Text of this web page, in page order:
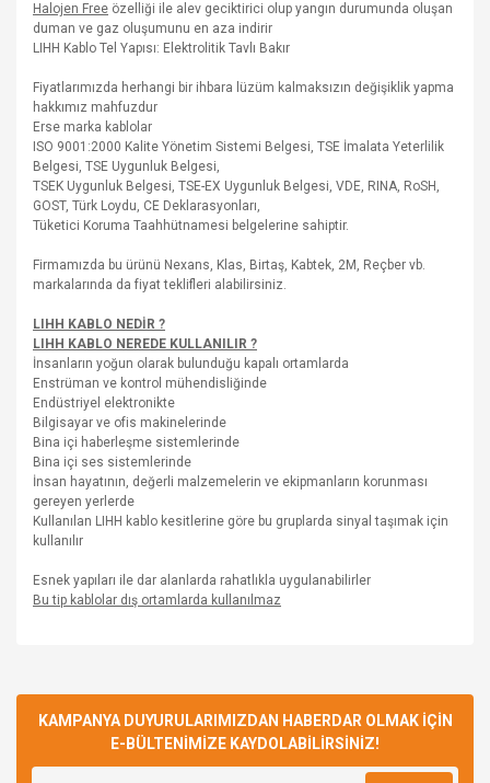
Halojen Free özelliği ile alev geciktirici olup yangın durumunda oluşan
duman ve gaz oluşumunu en aza indirir
LIHH Kablo Tel Yapısı: Elektrolitik Tavlı Bakır
Fiyatlarımızda herhangi bir ihbara lüzüm kalmaksızın değişiklik yapma
hakkımız mahfuzdur
Erse marka kablolar
ISO 9001:2000 Kalite Yönetim Sistemi Belgesi, TSE İmalata Yeterlilik
Belgesi, TSE Uygunluk Belgesi,
TSEK Uygunluk Belgesi, TSE-EX Uygunluk Belgesi, VDE, RINA, RoSH,
GOST, Türk Loydu, CE Deklarasyonları,
Tüketici Koruma Taahhütnamesi belgelerine sahiptir.
Firmamızda bu ürünü Nexans, Klas, Birtaş, Kabtek, 2M, Reçber vb.
markalarında da fiyat teklifleri alabilirsiniz.
LIHH KABLO NEDİR ?
LIHH KABLO NEREDE KULLANILIR ?
İnsanların yoğun olarak bulunduğu kapalı ortamlarda
Enstrüman ve kontrol mühendisliğinde
Endüstriyel elektronikte
Bilgisayar ve ofis makinelerinde
Bina içi haberleşme sistemlerinde
Bina içi ses sistemlerinde
İnsan hayatının, değerli malzemelerin ve ekipmanların korunması
gereyen yerlerde
Kullanılan LIHH kablo kesitlerine göre bu gruplarda sinyal taşımak için
kullanılır
Esnek yapıları ile dar alanlarda rahatlıkla uygulanabilirler
Bu tip kablolar dış ortamlarda kullanılmaz
KAMPANYA DUYURULARIMIZDAN HABERDAR OLMAK İÇİN
E-BÜLTENİMİZE KAYDOLABİLİRSİNİZ!